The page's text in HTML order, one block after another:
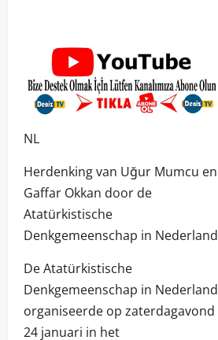
NL
Herdenking van Uğur Mumcu en
Gaffar Okkan door de
Atatürkistische
Denkgemeenschap in Nederland
De Atatürkistische
Denkgemeenschap in Nederland
organiseerde op zaterdagavond
24 januari in het